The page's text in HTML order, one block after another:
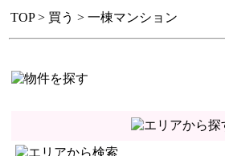
TOP > 買う > 一棟マンション